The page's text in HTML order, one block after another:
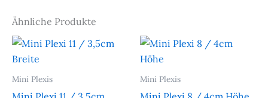
Ähnliche Produkte
Mini Plexis Mini Plexis